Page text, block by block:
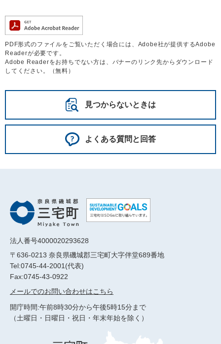
PDF形式のファイルをご覧いただく場合には、Adobe社が提供するAdobe
Readerが必要です。
Adobe Readerをお持ちでない方は、バナーのリンク先からダウンロード
してください。（無料）
見つからないときは
よくある質問と回答
法人番号4000020293628
〒636-0213 奈良県磯城郡三宅町大字伴堂689番地
Tel:0745-44-2001(代表)
Fax:0745-43-0922
メールでのお問い合わせはこちら
開庁時間:午前8時30分から午後5時15分まで
（土曜日・日曜日・祝日・年末年始を除く）